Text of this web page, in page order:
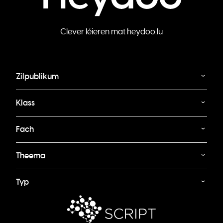
Clever léieren mat heydoo.lu
Zilpublikum
Klass
Fach
Theema
Typ